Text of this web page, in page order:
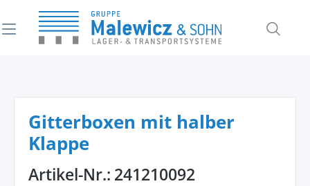
springen
Gitterboxen mit halber
Klappe
Artikel-Nr.: 241210092